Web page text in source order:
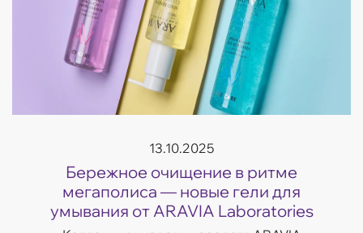
13.10.2025
Бережное очищение в ритме
мегаполиса — новые гели для
умывания от ARAVIA Laboratories